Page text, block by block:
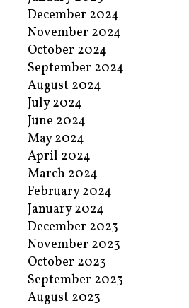
December 2024
November 2024
October 2024
September 2024
August 2024
July 2024
June 2024
May 2024
April 2024
March 2024
February 2024
January 2024
December 2023
November 2023
October 2023
September 2023
August 2023